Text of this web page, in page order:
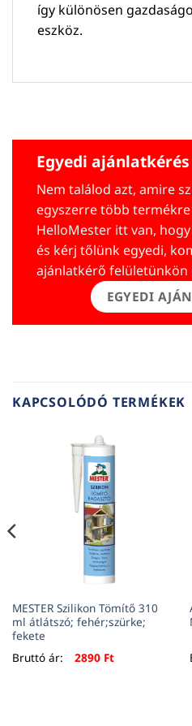
így különösen
eszköz.
Egyedi ajánlatkérés
Nem találod azt, amire
egyszerre több
HelloMester itt van,
és kérj tőlünk egyedi,
ajánlatkérő felületünkön
EGYEDI
KAPCSOLÓDÓ TERMÉKEK
MESTER Szilikon Tömítő 310
ml átlátszó; fehér;szürke;
fekete
Bruttó ár:
2890 Ft